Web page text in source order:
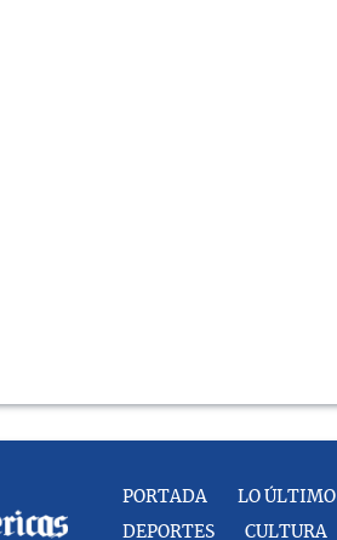
PORTADA LO ÚLTIMO
DEPORTES CULTURA